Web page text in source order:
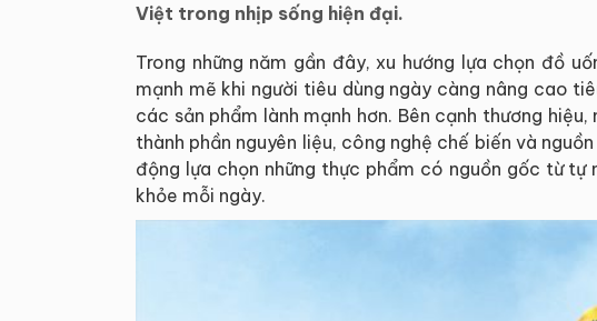
Việt trong nhịp sống hiện đại.
Trong những năm gần đây, xu hướng lựa chọn đồ
mạnh mẽ khi người tiêu dùng ngày càng nâng cao
các sản phẩm lành mạnh hơn. Bên cạnh thương
thành phần nguyên liệu, công nghệ chế biến và
động lựa chọn những thực phẩm có nguồn gốc từ tự
khỏe mỗi ngày.